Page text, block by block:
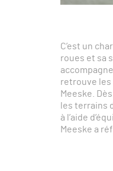
C’est un
roues et sa
retrouve les
Meeske.
les terrains
à l’aide
Meeske a